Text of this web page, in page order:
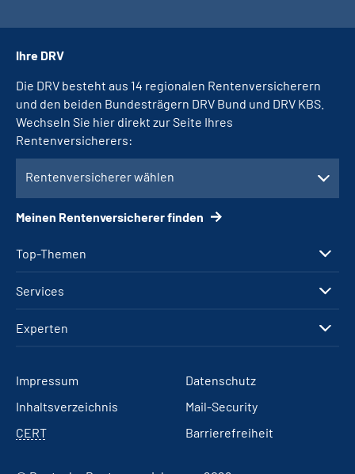
Top-Themen
Services
Experten
Ihre DRV
Die DRV besteht aus 14 regionalen Rentenversicherern
und den beiden Bundesträgern DRV Bund und DRV KBS.
Wechseln Sie hier direkt zur Seite Ihres
Rentenversicherers:
Rentenversicherer wählen
Meinen Rentenversicherer finden
Impressum
Datenschutz
Inhaltsverzeichnis
Mail-Security
CERT
Barrierefreiheit